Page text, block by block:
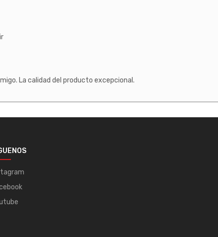
La calidad del producto excepcional.